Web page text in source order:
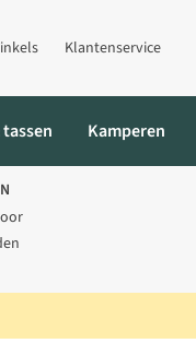
Klantenservice
Kamperen